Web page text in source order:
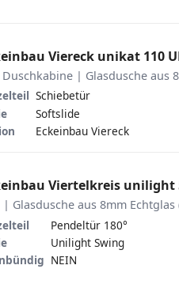
Viereck unikat 110
| Glasdusche aus
Schiebetür
Softslide
Eckeinbau Viereck
Viertelkreis unilight
Glasdusche aus 8mm Echtglas
Pendeltür 180°
Unilight Swing
NEIN